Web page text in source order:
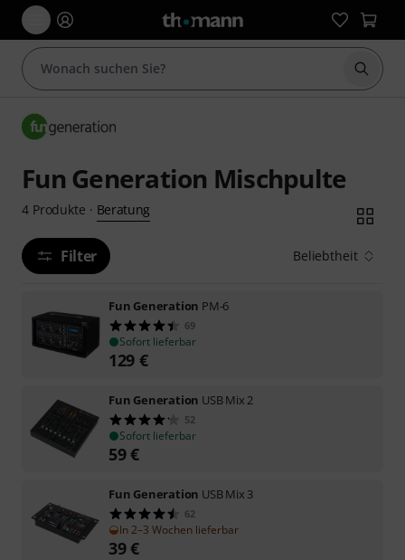
Suche
Fun Generation Mischpulte
4 Produkte · Beratung
Filter Beliebtheit
Fun Generation PM-6
69
Sofort lieferbar
129 €
Fun Generation USB Mix 2
52
Sofort lieferbar
59€
Fun Generation USB Mix 3
62
In 2–3 Wochen lieferbar
39€